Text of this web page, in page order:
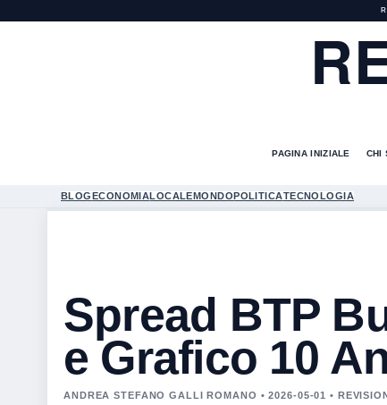
PAGINA INIZIALE CHI
BLOGECONOMIALOCALEMONDOPOLITICATECNOLOGIA
Spread BTP
e Grafico 10
ANDREA STEFANO GALLI ROMANO • 2026-05-01 •